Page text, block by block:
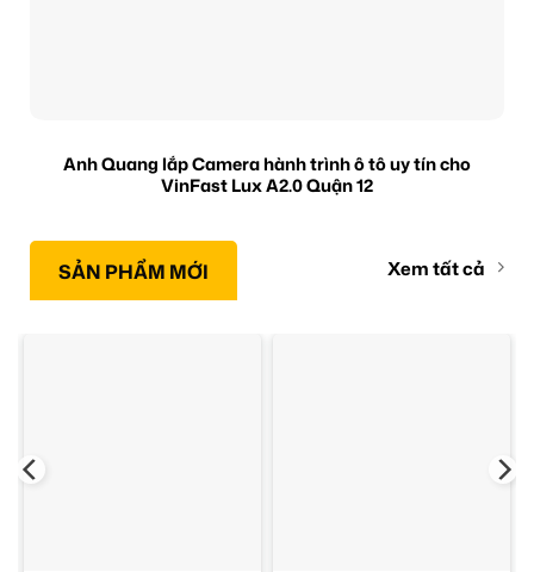
Anh Quang lắp Camera hành trình ô tô uy tín cho
VinFast Lux A2.0 Quận 12
SẢN PHẨM MỚI Xem tất cả